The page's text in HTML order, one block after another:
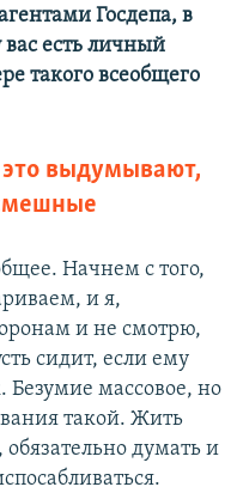
Госдепа, в
есть личный
такого всеобщего
выдумывают,
Начнем с того,
и я,
и не смотрю,
сидит, если ему
Безумие массовое, но
такой. Жить
думать и